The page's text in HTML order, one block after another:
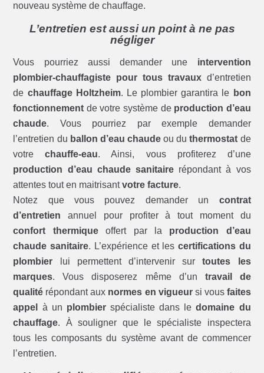
nouveau système de chauffage.
L’entretien est aussi un point à ne pas
négliger
Vous pourriez aussi demander une intervention
plombier-chauffagiste pour tous travauxd’entretien
de chauffage Holtzheim. Le plombier garantira le bon
fonctionnement de votre système de production d’eau
chaude. Vous pourriez par exemple demander
l’entretien du ballon d’eau chaude ou duthermostat de
votrechauffe-eau. Ainsi, vous profiterez d’une
production d’eau chaude sanitaire répondant à vos
attentes tout en maitrisantvotre facture.
Notez que vous pouvez demander un contrat
d’entretien annuel pour profiter à tout moment du
confort thermiqueoffert par la production d’eau
chaude sanitaire. L’expérience et les certifications du
plombier lui permettent d’intervenir surtoutes les
marques. Vous disposerez même d’un travail de
qualité répondant aux normes en vigueursi vous faites
appel
à un plombierspécialiste dans ledomaine du
chauffage. À souligner que le spécialiste inspectera
tous les composants du système avant de commencer
l’entretien.